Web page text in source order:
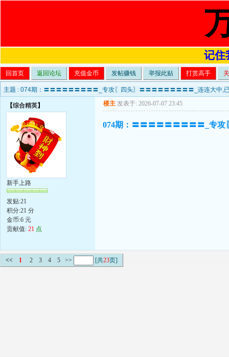
记住
回首页 返回论坛 充值金币 发帖赚钱 举报此贴 打赏高手
主题 : 074期：〓〓〓〓〓〓〓〓〓_专攻〖四头〗〓〓〓〓〓〓〓〓〓_连连大中,
【综合精英】
新手上路
发贴:21
积分:21 分
金币:6 元
贡献值: 21 点
楼主 发表于: 2026-07-07 23:45
074期：〓〓〓〓〓〓〓〓〓_专
<< 1 2 3 4 5 >> [共23页]